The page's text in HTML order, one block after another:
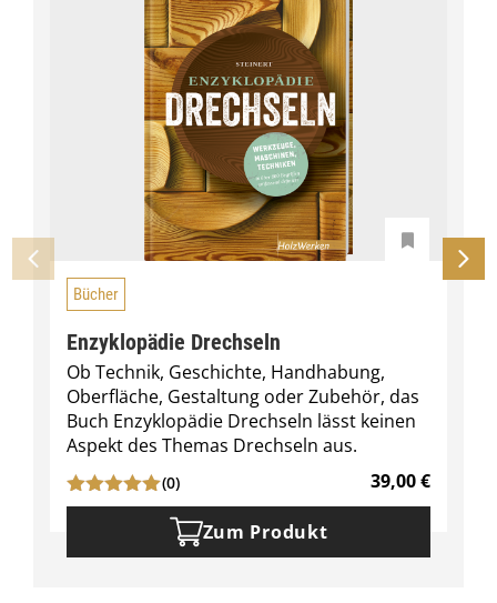
Bücher
Enzyklopädie Drechseln
Ob Technik, Geschichte, Handhabung,
Oberfläche, Gestaltung oder Zubehör, das
Buch Enzyklopädie Drechseln lässt keinen
Aspekt des Themas Drechseln aus.
(0) 39,00€
Zum Produkt